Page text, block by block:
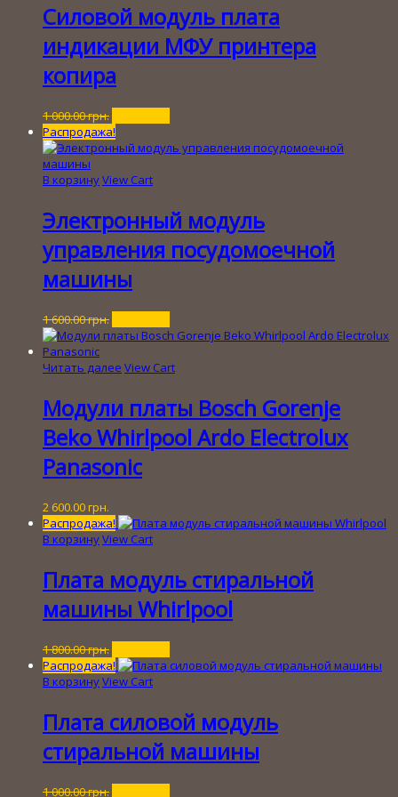
Силовой модуль плата
индикации МФУ принтера
копира
1 000.00грн.
цена
составляла
000.00 грн..
100.00 грн..
Распродажа!
В корзинуView Cart
Электронный модуль
управления посудомоечной
машины
1 600.00грн.
цена
1
цена:
Читать далее View Cart
Модули платы Bosch Gorenje
Beko Whirlpool Ardo Electrolux
Panasonic
2 600.00 грн.
Распродажа!
В корзинуView Cart
Плата модуль стиральной
машины Whirlpool
1 800.00грн.
цена
составляла
цена:
Распродажа!
В корзинуView Cart
Плата силовой модуль
стиральной машины
1 000.00грн.